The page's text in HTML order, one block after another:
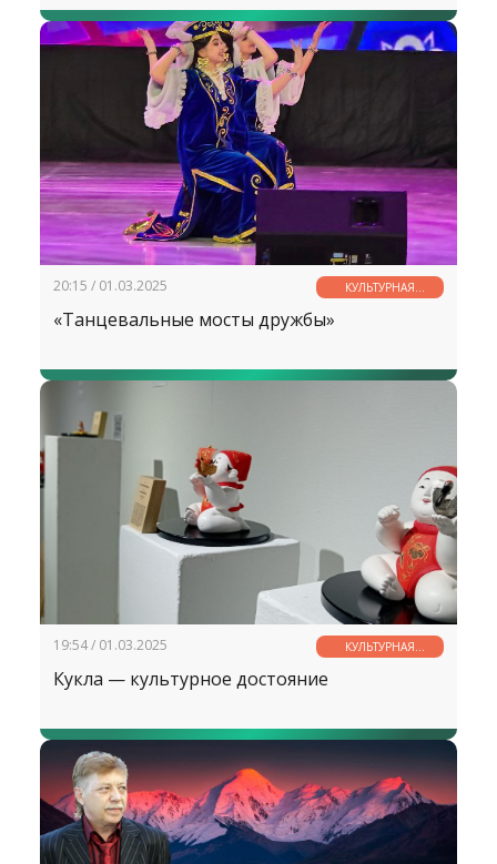
20:15 / 01.03.2025
КУЛЬТУРНАЯ
СТРАНИЧКА
«Танцевальные мосты дружбы»
19:54 / 01.03.2025
КУЛЬТУРНАЯ
СТРАНИЧКА
Кукла — культурное достояние